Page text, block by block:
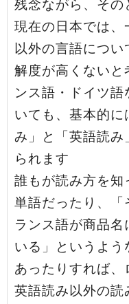
残念ながら、その
現在の日本では、
以外の言語につい
解度が高くないと
ンス語・ドイツ
いても、基本的
み」と「英語読み
られます
誰もが読み方を知
単語だったり、「
ランス語が商品名
いる」というよ
あったりすれば、
英語読み以外の読